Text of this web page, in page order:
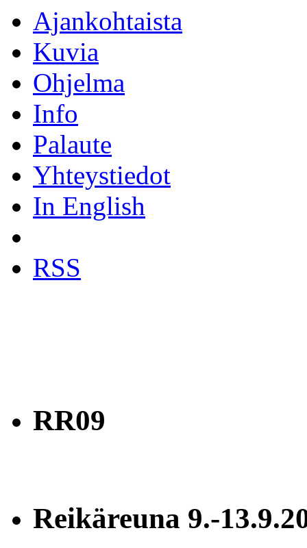
Ajankohtaista
Kuvia
Ohjelma
Info
Palaute
Yhteystiedot
In English
RSS
RR09
Reikäreuna 9.-